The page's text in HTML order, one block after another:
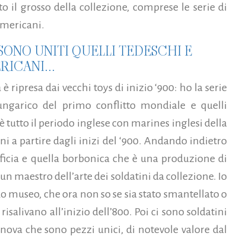
il grosso della collezione, comprese le serie di
UNITI QUELLI TEDESCHI E
ripresa dai vecchi toys di inizio ‘900: ho la serie
del primo conflitto mondiale e quelli
tutto il periodo inglese con marines inglesi della
a partire dagli inizi del ‘900. Andando indietro
e quella borbonica che è una produzione di
maestro dell’arte dei soldatini da collezione. Io
museo, che ora non so se sia stato smantellato o
all’inizio dell’800. Poi ci sono soldatini
che sono pezzi unici, di notevole valore dal